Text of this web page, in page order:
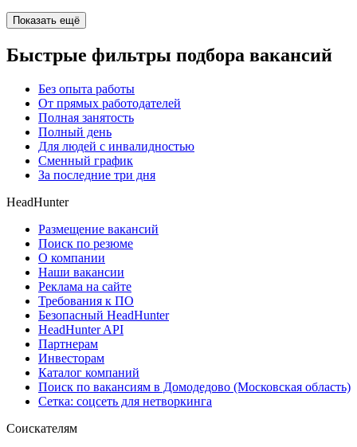
Показать ещё
Быстрые фильтры подбора вакансий
Без опыта работы
От прямых работодателей
Полная занятость
Полный день
Для людей с инвалидностью
Сменный график
За последние три дня
HeadHunter
Размещение вакансий
Поиск по резюме
О компании
Наши вакансии
Реклама на сайте
Требования к ПО
Безопасный HeadHunter
HeadHunter API
Партнерам
Инвесторам
Каталог компаний
Поиск по вакансиям в Домодедово (Московская область)
Сетка: соцсеть для нетворкинга
Соискателям